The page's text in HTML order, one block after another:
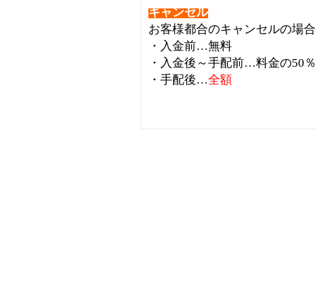
キャンセル
お客様都合のキャンセルの場
・入金前…無料
・入金後～手配前…料金の50
・手配後…全額